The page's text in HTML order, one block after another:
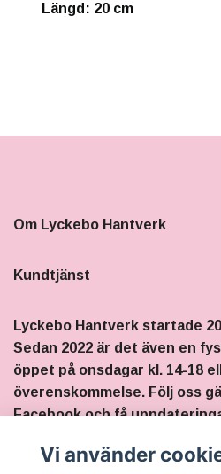
Längd: 20 cm
Om Lyckebo Hantverk
Kundtjänst
Lyckebo Hantverk startade
Sedan 2022 är det även en
öppet på onsdagar kl. 14-18
överenskommelse. Följ oss
Facebook och få
Vi använder